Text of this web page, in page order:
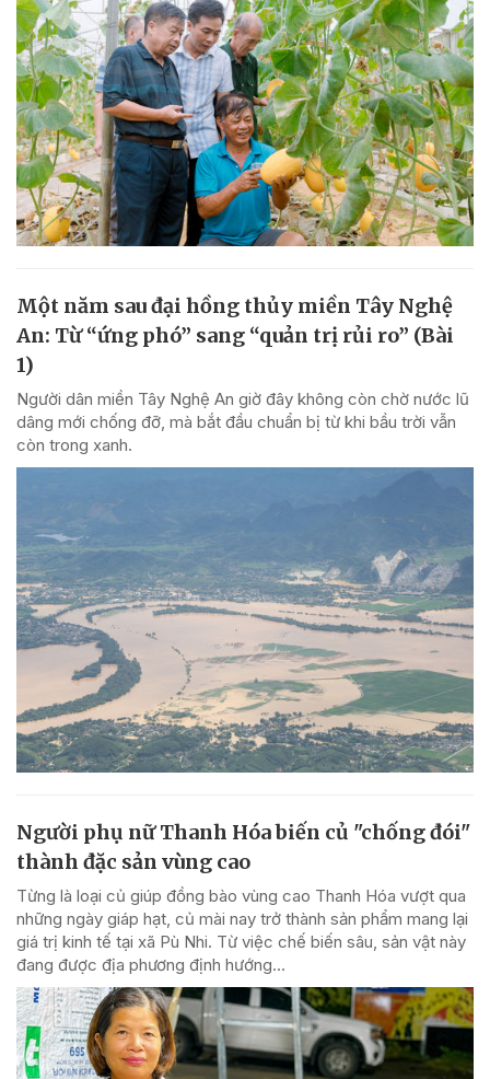
Một năm sau đại hồng thủy miền Tây Nghệ
An: Từ “ứng phó” sang “quản trị rủi ro” (Bài
1)
Người dân miền Tây Nghệ An giờ đây không còn chờ nước lũ
dâng mới chống đỡ, mà bắt đầu chuẩn bị từ khi bầu trời vẫn
còn trong xanh.
Người phụ nữ Thanh Hóa biến củ "chống đói"
thành đặc sản vùng cao
Từng là loại củ giúp đồng bào vùng cao Thanh Hóa vượt qua
những ngày giáp hạt, củ mài nay trở thành sản phẩm mang lại
giá trị kinh tế tại xã Pù Nhi. Từ việc chế biến sâu, sản vật này
đang được địa phương định hướng...